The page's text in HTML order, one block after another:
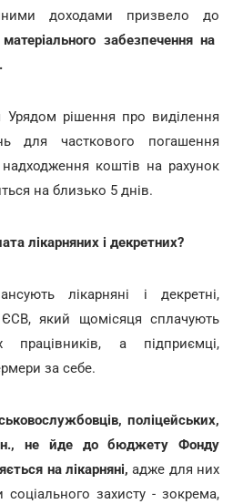
доходами призвело до
забезпечення на
рішення про виділення
для часткового погашення
надходження коштів на рахунок
на близько 5 днів.
лікарняних і декретних?
лікарняні і декретні,
ЄСВ, який щомісяця сплачують
працівників, а підприємці,
за себе.
поліцейських,
не йде до бюджету Фонду
на лікарняні,адже для них
захисту - зокрема,